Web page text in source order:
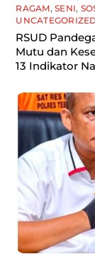
RAGAM,SENI,
RSUD
Mutu dan
13 Indikator